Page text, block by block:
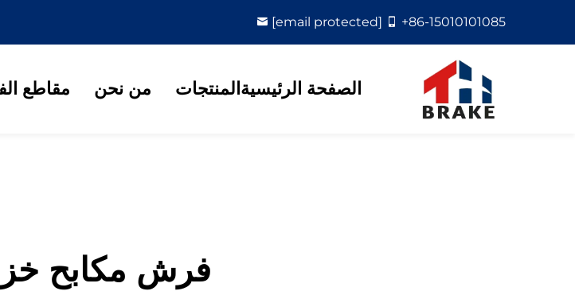
[email protected] +86-15010101085
الصفحة الرئيسية المنتجات من نحن مقاطع
فرش مكابح